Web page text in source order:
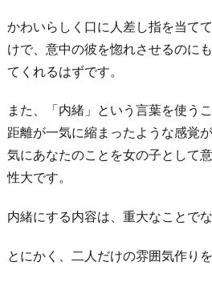
かわいらしく口に人差し指を当て
けで、意中の彼を惚れさせるのに
てくれるはずです。
また、「内緒」という言葉を使う
距離が一気に縮まったような感覚
気にあなたのことを女の子として
性大です。
内緒にする内容は、重大なことでな
とにかく、二人だけの雰囲気作りを